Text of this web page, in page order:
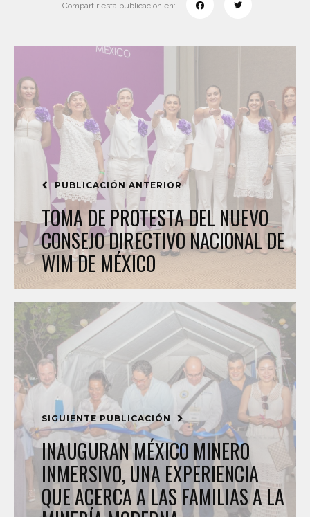
Compartir esta publicación en:
PUBLICACIÓN ANTERIOR
TOMA DE PROTESTA DEL NUEVO
CONSEJO DIRECTIVO NACIONAL DE
WIM DE MÉXICO
SIGUIENTE PUBLICACIÓN
INAUGURAN MÉXICO MINERO
INMERSIVO, UNA EXPERIENCIA
QUE ACERCA A LAS FAMILIAS A LA